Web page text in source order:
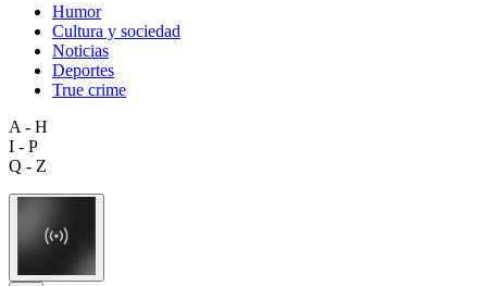
Humor
Cultura y sociedad
Noticias
Deportes
True crime
A - H
I - P
Q - Z